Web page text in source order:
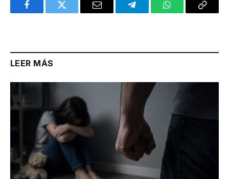
FacebookTwitter Email TelegramWhatsAppCopy
LEER MÁS